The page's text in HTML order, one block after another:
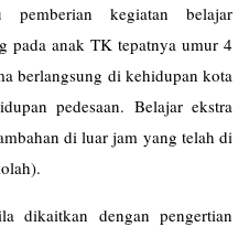
kegiatan belajar
pada anak TK tepatnya umur 4
berlangsung di kehidupan kota
pedesaan. Belajar ekstra
di luar jam yang telah di
dikaitkan dengan pengertian